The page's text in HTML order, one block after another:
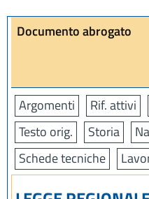
Documento abrogato
Argomenti Rif. attivi
Testo orig.
Storia
Schede tecniche